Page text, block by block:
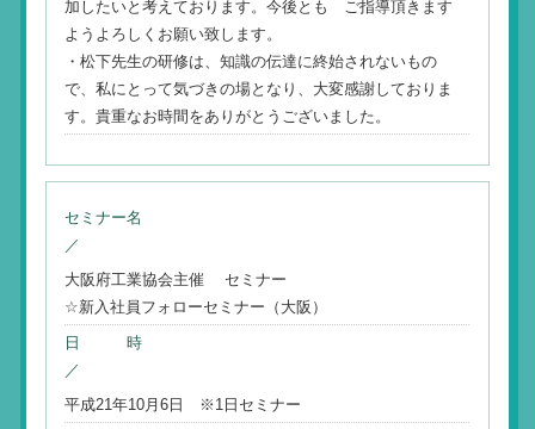
加したいと考えております。今後とも ご指導頂きます
ようよろしくお願い致します。
・松下先生の研修は、知識の伝達に終始されないもの
で、私にとって気づきの場となり、大変感謝しておりま
す。貴重なお時間をありがとうございました。
セミナー名
／
大阪府工業協会主催 セミナー
☆新入社員フォローセミナー（大阪）
日 時
／
平成21年10月6日 ※1日セミナー